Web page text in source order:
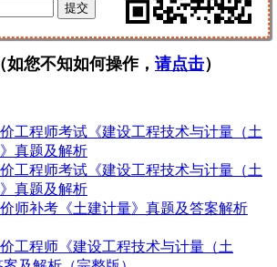
如您不知如何操作， 请点击）
工程师考试《建设工程技术与计量（土
真题及解析
工程师考试《建设工程技术与计量（土
真题及解析
师补考《土建计量》真题及答案解析
工程师《建设工程技术与计量（土